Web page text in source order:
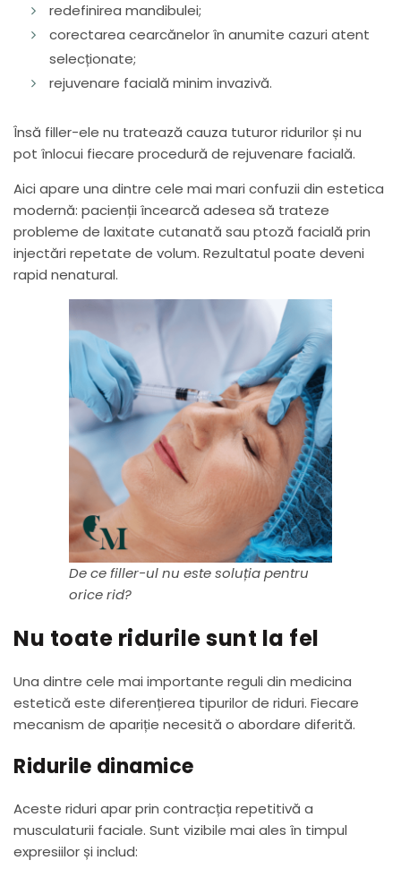
redefinirea mandibulei;
corectarea cearcănelor în anumite cazuri atent
selecționate;
rejuvenare facială minim invazivă.
Însă filler-ele nu tratează cauza tuturor ridurilor și nu
pot înlocui fiecare procedură de rejuvenare facială.
Aici apare una dintre cele mai mari confuzii din estetica
modernă: pacienții încearcă adesea să trateze
probleme de laxitate cutanată sau ptoză facială prin
injectări repetate de volum. Rezultatul poate deveni
rapid nenatural.
De ce filler-ul nu este soluția pentru
orice rid?
Nu toate ridurile sunt la fel
Una dintre cele mai importante reguli din medicina
estetică este diferențierea tipurilor de riduri. Fiecare
mecanism de apariție necesită o abordare diferită.
Ridurile dinamice
Aceste riduri apar prin contracția repetitivă a
musculaturii faciale. Sunt vizibile mai ales în timpul
expresiilor și includ: